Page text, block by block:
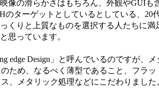
像の滑らかさはもちろん、外観やGUIも
のターゲットとしているとしている、20
くりと上質なものを選択する人たちに
思っています。
edge Design」と呼んでいるのですが、
ため、なるべく薄型であること、フラ
、メタリック処理などにこだわりまし